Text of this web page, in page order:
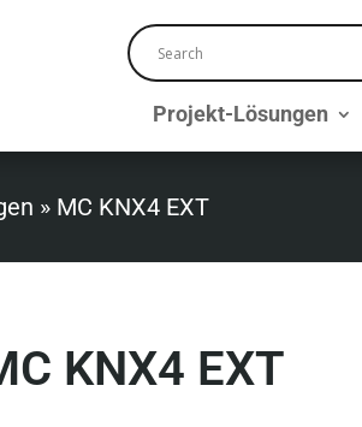
Projekt-Lösungen
» MC KNX4 EXT
KNX4 EXT